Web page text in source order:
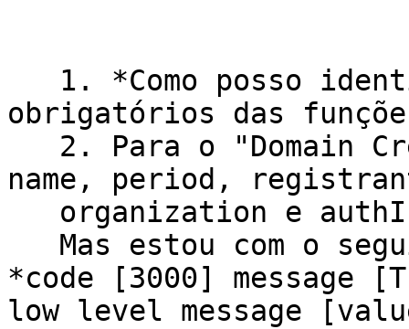
obrigatórios das
name, period,
*code [3000] message
low level message